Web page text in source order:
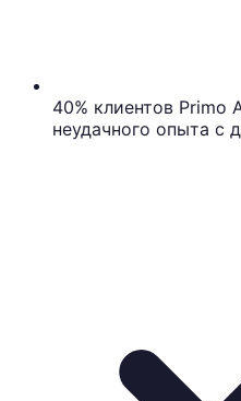
40% клиентов Primo
неудачного опыта с